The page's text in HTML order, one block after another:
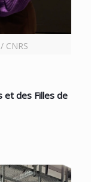
CNRS
et des Filles de